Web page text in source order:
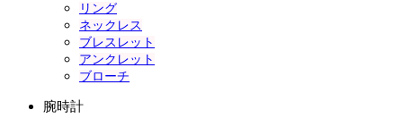
リング
ネックレス
ブレスレット
アンクレット
ブローチ
腕時計